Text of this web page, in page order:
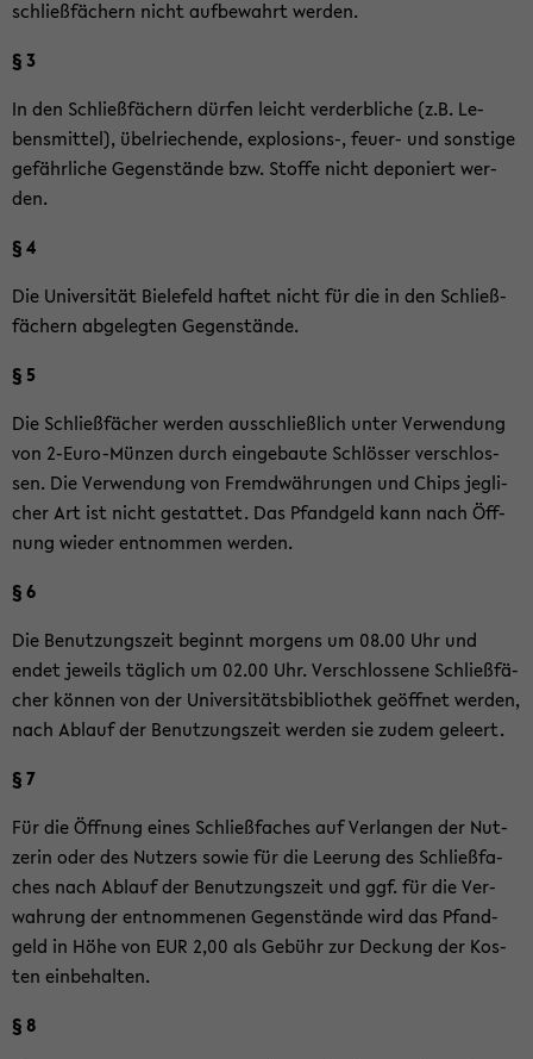
schließ­fä­chern nicht auf­be­wahrt wer­den.
§ 3
In den Schließ­fä­chern dür­fen leicht ver­derb­li­che (z.B. Le­
bens­mit­tel), übel­rie­chen­de, explosions-​, feuer-​ und sons­ti­ge
ge­fähr­li­che Ge­gen­stän­de bzw. Stof­fe nicht de­po­niert wer­
den.
§ 4
Die Uni­ver­si­tät Bie­le­feld haf­tet nicht für die in den Schließ­
fä­chern ab­ge­leg­ten Ge­gen­stän­de.
§ 5
Die Schließ­fä­cher wer­den aus­schließ­lich unter Ver­wen­dung
von 2-​Euro-Münzen durch ein­ge­bau­te Schlös­ser ver­schlos­
sen. Die Ver­wen­dung von Fremd­wäh­run­gen und Chips jeg­li­
cher Art ist nicht ge­stat­tet. Das Pfand­geld kann nach Öff­
nung wie­der ent­nom­men wer­den.
§ 6
Die Be­nut­zungs­zeit be­ginnt mor­gens um 08.00 Uhr und
endet je­weils täg­lich um 02.00 Uhr. Ver­schlos­se­ne Schließ­fä­
cher kön­nen von der Uni­ver­si­täts­bi­blio­thek ge­öff­net wer­den,
nach Ab­lauf der Be­nut­zungs­zeit wer­den sie zudem ge­leert.
§ 7
Für die Öff­nung eines Schließ­fa­ches auf Ver­lan­gen der Nut­
ze­rin oder des Nut­zers sowie für die Lee­rung des Schließ­fa­
ches nach Ab­lauf der Be­nut­zungs­zeit und ggf. für die Ver­
wah­rung der ent­nom­me­nen Ge­gen­stän­de wird das Pfand­
geld in Höhe von EUR 2,00 als Ge­bühr zur De­ckung der Kos­
ten ein­be­hal­ten.
§ 8